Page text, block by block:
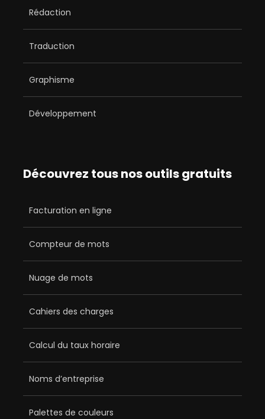
Rédaction
Traduction
Graphisme
Développement
Découvrez tous nos outils gratuits
Facturation en ligne
Compteur de mots
Nuage de mots
Cahiers des charges
Calcul du taux horaire
Noms d’entreprise
Palettes de couleurs